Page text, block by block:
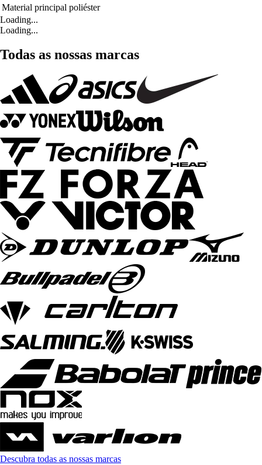
Material principal poliéster
Loading...
Loading...
Todas as nossas marcas
Descubra todas as nossas marcas